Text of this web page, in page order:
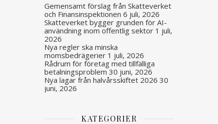
Gemensamt förslag från Skatteverket
och Finansinspektionen 6 juli, 2026
Skatteverket bygger grunden för AI-
användning inom offentlig sektor 1 juli,
2026
Nya regler ska minska
momsbedrägerier 1 juli, 2026
Rådrum för företag med tillfälliga
betalningsproblem 30 juni, 2026
Nya lagar från halvårsskiftet 2026 30
juni, 2026
KATEGORIER